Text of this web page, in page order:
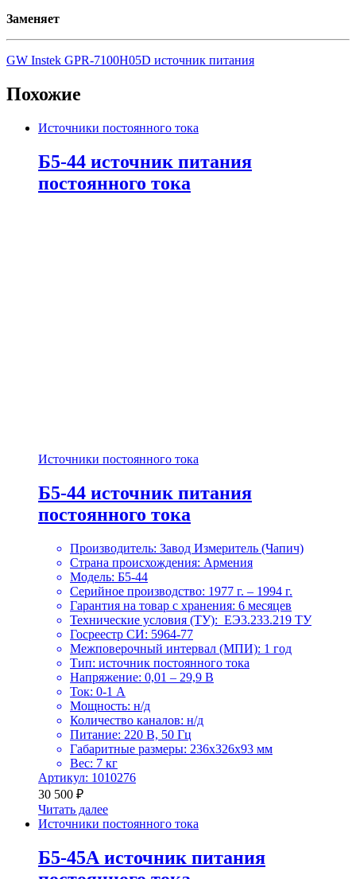
Заменяет
GW Instek GPR-7100H05D источник питания
Похожие
Источники постоянного тока
Б5-44 источник питания
постоянного тока
Источники постоянного тока
Б5-44 источник питания
постоянного тока
Производитель: Завод Измеритель (Чапич)
Страна происхождения: Армения
Модель: Б5-44
Серийное производство: 1977 г. – 1994 г.
Гарантия на товар с хранения: 6 месяцев
Технические условия (ТУ): ЕЭ3.233.219 ТУ
Госреестр СИ: 5964-77
Межповерочный интервал (МПИ): 1 год
Тип: источник постоянного тока
Напряжение: 0,01 – 29,9 В
Ток: 0-1 А
Мощность: н/д
Количество каналов: н/д
Питание: 220 В, 50 Гц
Габаритные размеры: 236x326x93 мм
Вес: 7 кг
Артикул: 1010276
30 500 ₽
Читать далее
Источники постоянного тока
Б5-45А источник питания